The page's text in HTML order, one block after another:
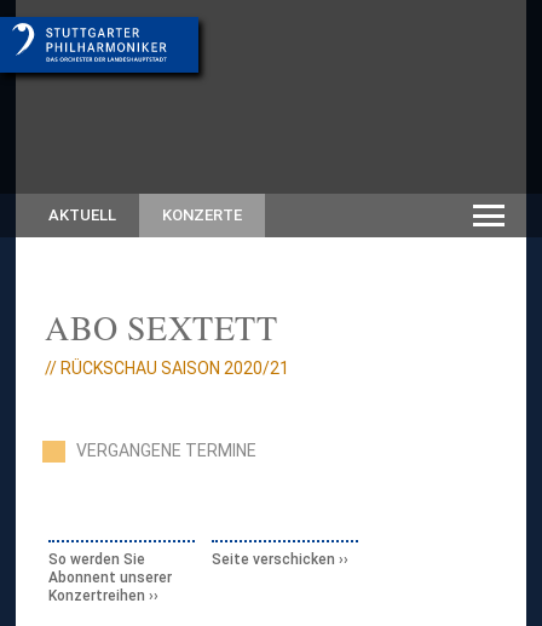
AKTUELL KONZERTE
ABO SEXTETT
// RÜCKSCHAU SAISON 2020/21
VERGANGENE TERMINE
So werden Sie
Abonnent unserer
Konzertreihen
Seite verschicken